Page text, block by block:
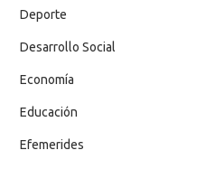
Deporte
Desarrollo Social
Economía
Educación
Efemerides